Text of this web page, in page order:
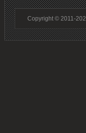
Copyright © 2011-